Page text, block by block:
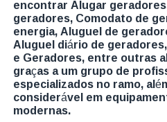
encontrar Alugar
geradores, Comodato de
energia, Aluguel de
Aluguel diário de
e Geradores, entre outras
graças a um grupo de
especializados no ramo,
considerável em
modernas.